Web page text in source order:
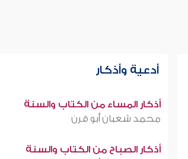
أدعية وأذكار
أذكار المساء من الكتاب والسنة
محمد شعبان أبو قرن
أذكار الصباح من الكتاب والسنة